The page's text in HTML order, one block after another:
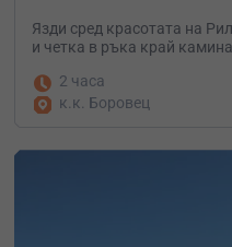
Язди сред красотата на
и четка в ръка край
2 часа
к.к. Боровец